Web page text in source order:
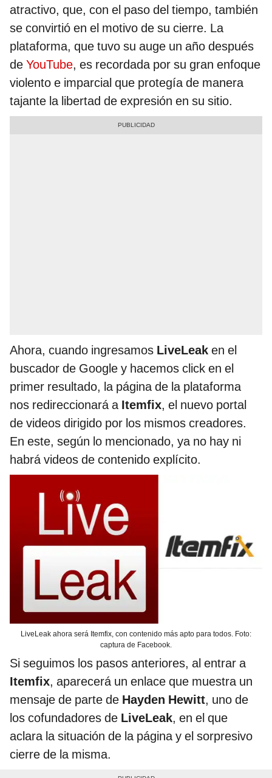
atractivo, que, con el paso del tiempo, también
se convirtió en el motivo de su cierre. La
plataforma, que tuvo su auge un año después
de YouTube, es recordada por su gran enfoque
violento e imparcial que protegía de manera
tajante la libertad de expresión en su sitio.
Ahora, cuando ingresamos LiveLeak en el
buscador de Google y hacemos click en el
primer resultado, la página de la plataforma
nos redireccionará a Itemfix, el nuevo portal
de videos dirigido por los mismos creadores.
En este, según lo mencionado, ya no hay ni
habrá videos de contenido explícito.
LiveLeak ahora será Itemfix, con contenido más apto para todos. Foto:
captura de Facebook.
Si seguimos los pasos anteriores, al entrar a
Itemfix, aparecerá un enlace que muestra un
mensaje de parte de Hayden Hewitt, uno de
los cofundadores de LiveLeak, en el que
aclara la situación de la página y el sorpresivo
cierre de la misma.